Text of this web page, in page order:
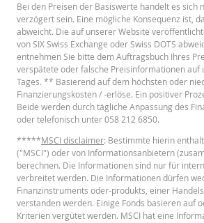
6 Aug. 2026 22:25
5 Aug. 2026 22:15
4 Aug. 2026 22:17
3 Aug. 2026 22:16
30 Juli 2026 22:16
29 Juli 2026 22:16
28 Juli 2026 22:18
27 Juli 2026 22:16
24 Juli 2026 22:18
Deutsch
BASISPROSPEKT
English
TERMSHEET
Bei den Preisen der Basiswerte handelt es
verzögert sein. Eine mögliche Konsequenz ist,
abweicht. Die auf unserer Website
von SIX Swiss Exchange oder Swiss DOTS
entnehmen Sie bitte dem Auftragsbuch Ihres
verspätete oder falsche Preisinformationen auf
Tages. ** Basierend auf dem höchsten oder
Finanzierungskosten / -erlöse. Ein positiver
Beide werden durch tägliche Anpassung des
oder telefonisch unter 058 212 6850.
*****MSCI disclaimer: Bestimmte hierin
("MSCI") oder von Informationsanbietern
berechnen. Die Informationen sind nur für
verbreitet werden. Die Informationen dürfen
Finanzinstruments oder-produkts, einer
verstanden werden. Einige Fonds basieren auf
Kriterien vergütet werden. MSCI hat eine